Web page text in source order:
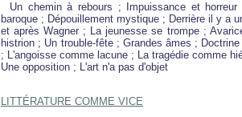
Un chemin à rebours ; Impuissance et
baroque ; Dépouillement mystique ; Derrière il y a
et après Wagner ; La jeunesse se trompe ;
histrion ; Un trouble-fête ; Grandes âmes ;
; L'angoisse comme lacune ; La tragédie comme
Une opposition ; L'art n'a pas d'objet
LITTÉRATURE COMME VICE